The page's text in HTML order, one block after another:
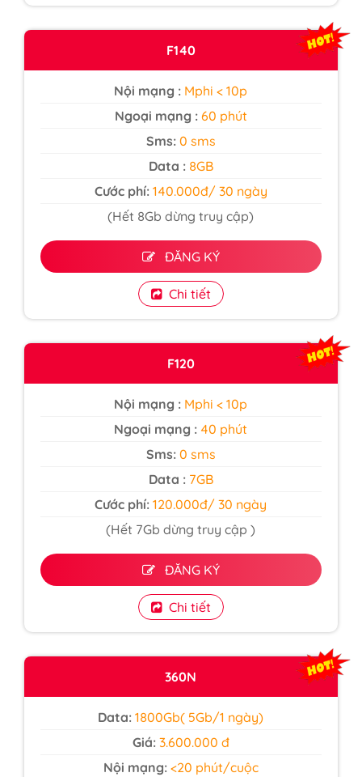
F140
Nội mạng : Mphi < 10p
Ngoại mạng :60 phút
Sms:0 sms
Data :8GB
Cước phí: 140.000đ/ 30 ngày
(Hết 8Gb dừng truy cập)
ĐĂNG KÝ
Chi tiết
F120
Nội mạng : Mphi < 10p
Ngoại mạng : 40 phút
Sms:0 sms
Data :7GB
Cước phí:120.000đ/ 30 ngày
(Hết 7Gb dừng truy cập )
ĐĂNG KÝ
Chi tiết
360N
Data: 1800Gb( 5Gb/1 ngày)
Giá: 3.600.000 đ
Nội mạng: <20 phút/cuộc